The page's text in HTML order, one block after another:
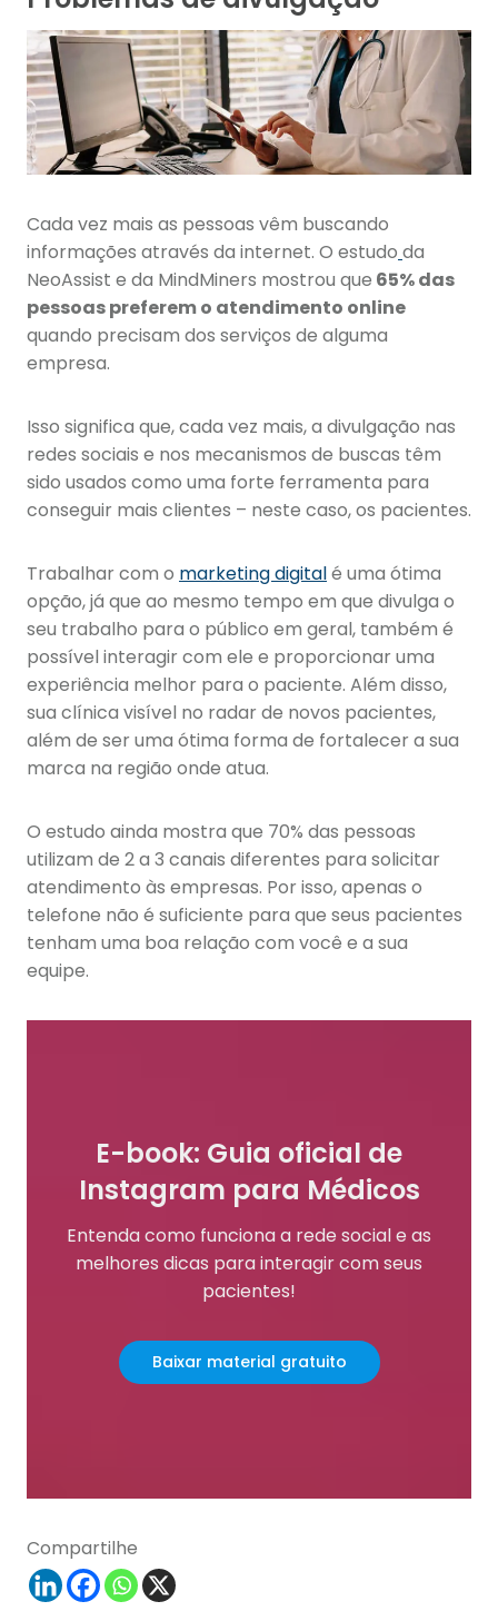
Cada vez mais as pessoas vêm buscando
informações através da internet. O estudo da
NeoAssist e da MindMiners mostrou que 65% das
pessoas preferem o atendimento online
quando precisam dos serviços de alguma
empresa.
Isso significa que, cada vez mais, a divulgação nas
redes sociais e nos mecanismos de buscas têm
sido usados como uma forte ferramenta para
conseguir mais clientes – neste caso, os pacientes.
Trabalhar com o marketing digitalé uma ótima
opção, já que ao mesmo tempo em que divulga o
seu trabalho para o público em geral, também é
possível interagir com ele e proporcionar uma
experiência melhor para o paciente. Além disso,
sua clínica visível no radar de novos pacientes,
além de ser uma ótima forma de fortalecer a sua
marca na região onde atua.
O estudo ainda mostra que 70% das pessoas
utilizam de 2 a 3 canais diferentes para solicitar
atendimento às empresas. Por isso, apenas o
telefone não é suficiente para que seus pacientes
tenham uma boa relação com você e a sua
equipe.
E-book: Guia oficial de
Instagram para Médicos
Entenda como funciona a rede social e as
melhores dicas para interagir com seus
pacientes!
Baixar material gratuito
Compartilhe